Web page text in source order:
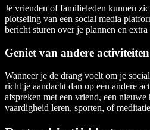
Je vrienden of familieleden kunnen
plotseling van een social media
bericht sturen over je plannen en
Geniet van andere activiteiten
Wanneer je de drang voelt om je
richt je aandacht dan op een andere
afspreken met een vriend, een
vaardigheid leren, sporten, of